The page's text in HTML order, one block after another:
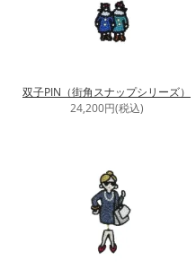
双子PIN（街角スナップシリーズ）
24,200円(税込)